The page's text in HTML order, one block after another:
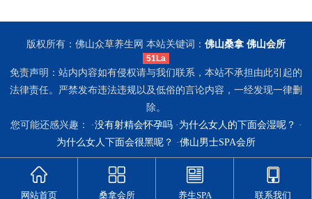
版权所有：佛山众草养生网 本站关键词： 佛山桑拿 佛山会所
51La
免责声明：站内内容如有侵权请与我们联系，本站不承担由此引起的
法律责任。严禁发布违法违规以及低俗的言论内容，一经发现一律删
除。
您可能还感兴趣： ·没有射精会怀孕吗· 为什么女人的下面会湿呢？ ·
为什么女人下面会很黑呢？ ·佛山男士SPA会所
网站首页 桑拿会所 养生SPA 联系我们